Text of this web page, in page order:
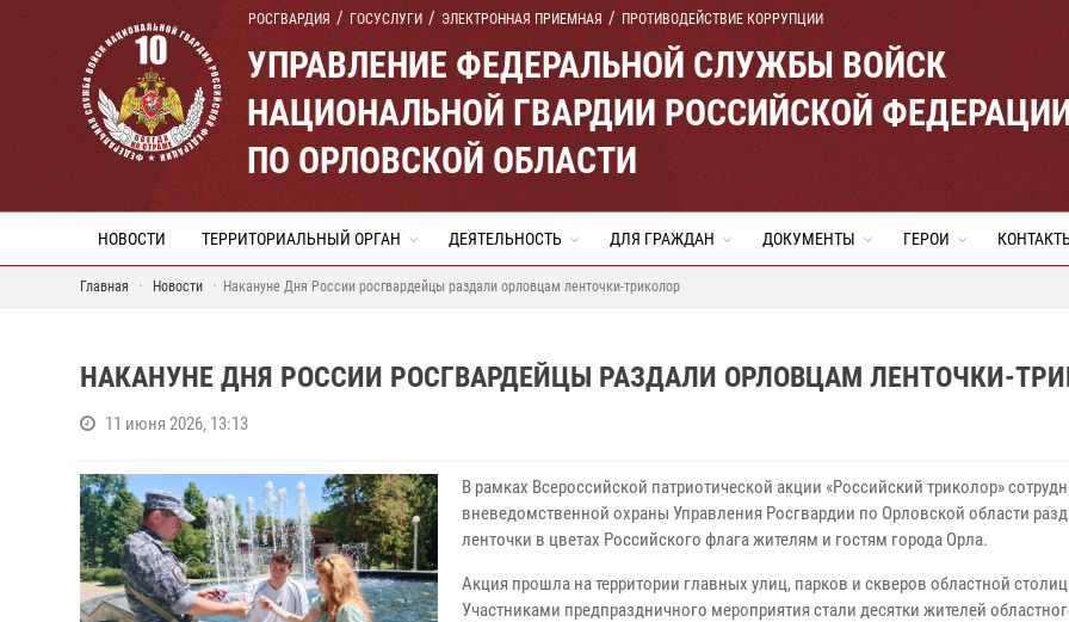
РОСГВАРДИЯ ГОСУСЛУГИ ЭЛЕКТРОННАЯ ПРИЕМНАЯ ПРОТИВОДЕЙСТВИЕ КОРРУПЦИИ
УПРАВЛЕНИЕ ФЕДЕРАЛЬНОЙ СЛУЖБЫ ВОЙСК
НАЦИОНАЛЬНОЙ ГВАРДИИ РОССИЙСКОЙ
ПО ОРЛОВСКОЙ ОБЛАСТИ
НОВОСТИ ТЕРРИТОРИАЛЬНЫЙ ОРГАН ДЕЯТЕЛЬНОСТЬ ДЛЯ ГРАЖДАН ДОКУМЕНТЫ ГЕРОИ
Главная Новости Накануне Дня России росгвардейцы раздали орловцам ленточки-триколор
НАКАНУНЕ ДНЯ РОССИИ РОСГВАРДЕЙЦЫ РАЗДАЛИ ОРЛОВЦАМ ЛЕНТОЧКИ-
11 июня 2026, 13:13
В рамках Всероссийской патриотической акции «Российский триколор»
вневедомственной охраны Управления Росгвардии по Орловской области
ленточки в цветах Российского флага жителям и гостям города Орла.
Акция прошла на территории главных улиц, парков и скверов областной
Участниками предпраздничного мероприятия стали десятки жителей